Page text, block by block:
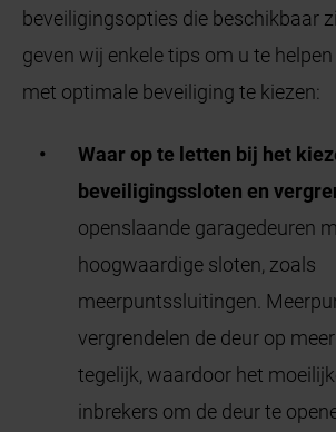
beveiligingsopties die beschikbaar
geven wij enkele tips om u te
met optimale beveiliging te kiezen:
Waar op te letten bij het
beveiligingssloten en
openslaande garagedeuren
hoogwaardige sloten, zoals
meerpuntssluitingen.
vergrendelen de deur op
tegelijk, waardoor het
inbrekers om de deur te